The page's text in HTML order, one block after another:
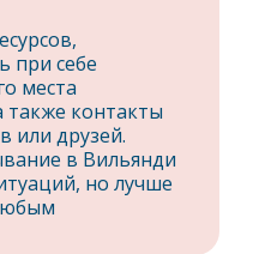
при себе
места
контакты
или друзей.
в Вильянди
но лучше